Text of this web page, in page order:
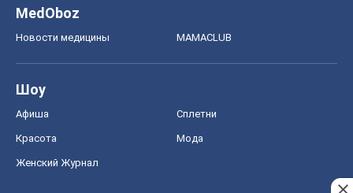
MedOboz
Новости медицины MAMACLUB
Шоу
Афиша Сплетни
Красота Мода
Женский Журнал